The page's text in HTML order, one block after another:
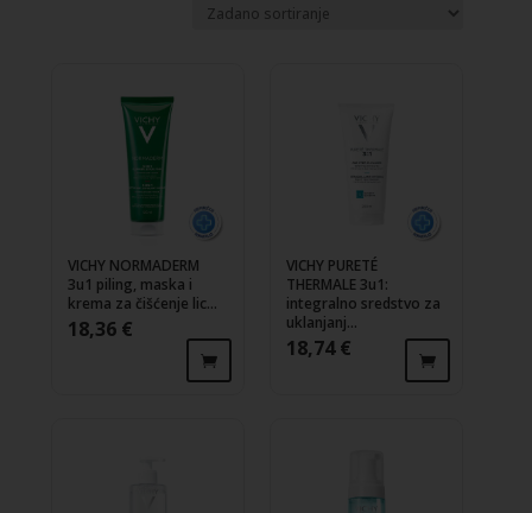
VICHY NORMADERM
3u1 piling, maska i
krema za čišćenje lic...
18,36 €
VICHY PURETÉ
THERMALE 3u1:
integralno sredstvo za
uklanjanj...
18,74€